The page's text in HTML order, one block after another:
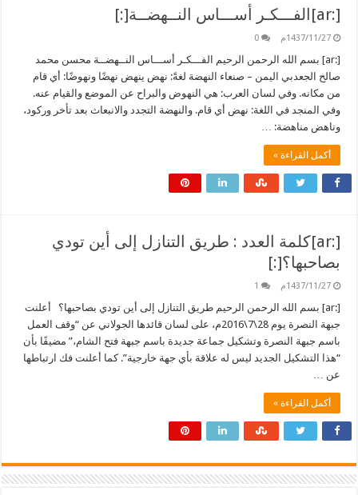
[:ar]الفـــكـر أســـاس النــهضــة[:]
1437/11/27م 0
[:ar] بسم الله الرحمن الرحيم الفـــكـر أســـاس النــهضــة محسن محمد
صالح الجعدبي اليمن – صنعاء النهضة لغةً: نهض ينهض نهضًا ونهوضًا: أي قام
من مكانه. وفي لسان العرب: هي النهوض والبراح عن الموضع والقيام عنه.
وفي المنجد في اللغة: نهض أي قام. والنهضة التجدد والانبعاث بعد تأخر وركود،
وناهض مناهضة: …
أكمل القراءة »
[:ar]كلمة العدد : طريق التنازل إلى أين تودي
بصاحبها؟[:]
1437/11/27م 1
[:ar] بسم الله الرحمن الرحيم طريق التنازل إلى أين تودي بصاحبها؟ أعلنت
جبهة النصرة يوم 28\7\2016م، على لسان قائدها الجولاني عن “وقف العمل
باسم جبهة النصرة وتشكيل جماعة جديدة باسم جبهة فتح الشام،” مضيفًا بأن
“هذا التشكيل الجديد ليس له علاقة بأي جهة خارجية”. كما أعلنت فك ارتباطها
عن …
أكمل القراءة »